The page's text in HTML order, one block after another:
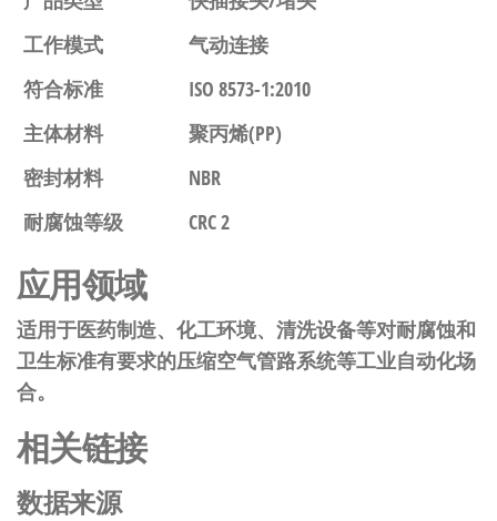
工作模式
气动连接
符合标准
ISO 8573-1:2010
主体材料
聚丙烯(PP)
密封材料
NBR
耐腐蚀等级
CRC 2
应用领域
适用于医药制造、化工环境、清洗设备等对耐腐蚀和
卫生标准有要求的压缩空气管路系统等工业自动化场
合。
相关链接
数据来源